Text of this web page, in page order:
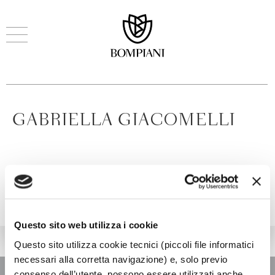
Questo sito web utilizza i cookie
Questo sito utilizza cookie tecnici (piccoli file informatici
necessari alla corretta navigazione) e, solo previo
GABRIELLA GIACOMELLI